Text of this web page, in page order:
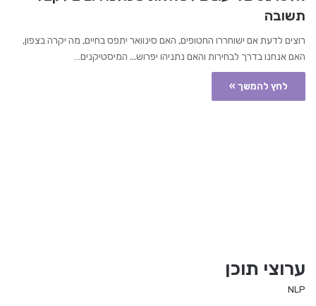
תשובה
רוצים לדעת אם ישוחררו החטופים, האם סינוואר יתפס בחיים, מה יקרה בצפון,
האם אנחנו בדרך לבחירות והאם נתניהו יפרוש... המיסטיקנים…
לחץ להמשך »
ערוצי תוכן
NLP